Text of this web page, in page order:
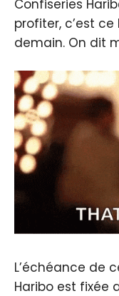
Confiseries
profiter, c’est
demain. On dit
L’échéance de
Haribo est fixée